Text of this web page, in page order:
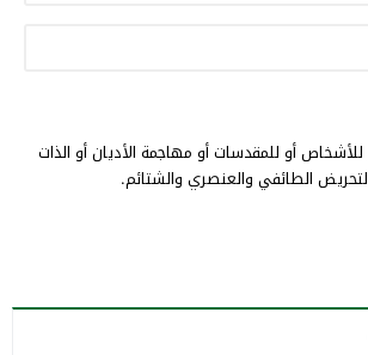
أو للمقدسات أو مهاجمة الأديان أو الذات
الطائفي والعنصري والشتائم.